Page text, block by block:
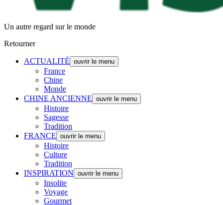
Un autre regard sur le monde
Retourner
ACTUALITÉ ouvrir le menu
France
Chine
Monde
CHINE ANCIENNE ouvrir le menu
Histoire
Sagesse
Tradition
FRANCE ouvrir le menu
Histoire
Culture
Tradition
INSPIRATION ouvrir le menu
Insolite
Voyage
Gourmet